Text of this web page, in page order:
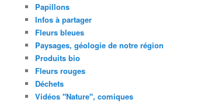
Papillons
Infos à partager
Fleurs bleues
Paysages, géologie de notre région
Produits bio
Fleurs rouges
Déchets
Vidéos "Nature", comiques